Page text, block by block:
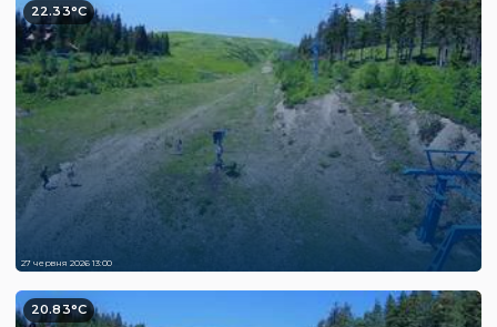
22.33°C
27 червня 2026 13:00
20.83°C